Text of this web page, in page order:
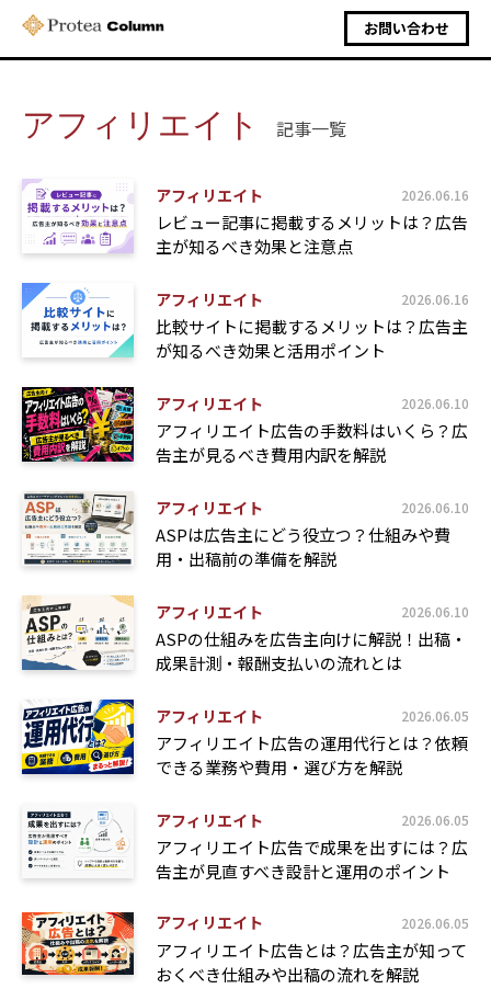
お問い合わせ
アフィリエイト 記事一覧
アフィリエイト 2026.06.16
レビュー記事に掲載するメリットは？広告
主が知るべき効果と注意点
アフィリエイト 2026.06.16
比較サイトに掲載するメリットは？広告主
が知るべき効果と活用ポイント
アフィリエイト 2026.06.10
アフィリエイト広告の手数料はいくら？広
告主が見るべき費用内訳を解説
アフィリエイト 2026.06.10
ASPは広告主にどう役立つ？仕組みや費
用・出稿前の準備を解説
アフィリエイト 2026.06.10
ASPの仕組みを広告主向けに解説！出稿・
成果計測・報酬支払いの流れとは
アフィリエイト 2026.06.05
アフィリエイト広告の運用代行とは？依頼
できる業務や費用・選び方を解説
アフィリエイト 2026.06.05
アフィリエイト広告で成果を出すには？広
告主が見直すべき設計と運用のポイント
アフィリエイト 2026.06.05
アフィリエイト広告とは？広告主が知って
おくべき仕組みや出稿の流れを解説